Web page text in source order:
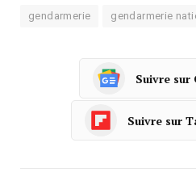
gendarmerie gendarmerie
Suivre sur
Suivre sur